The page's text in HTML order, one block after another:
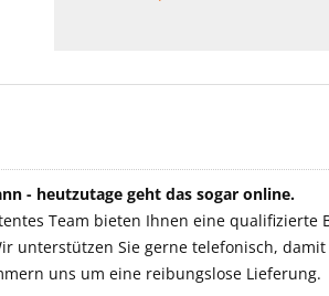
- heutzutage geht das sogar online.
Team bieten Ihnen eine qualifizierte
unterstützen Sie gerne telefonisch, damit
uns um eine reibungslose Lieferung.